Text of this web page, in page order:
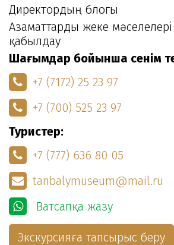
Директордың блогы
Азаматтарды жеке
қабылдау
Шағымдар бойынша сенім
+7 (7172) 25 23 97
+7 (700) 525 23 97
Туристер:
+7 (777) 636 80 05
tanbalymuseum@mail.ru
Ватсапқа жазу
Экскурсияға тапсырыс беру